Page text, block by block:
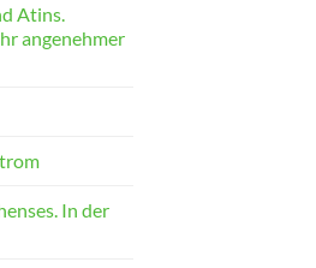
Atins.
angenehmer
In der